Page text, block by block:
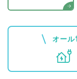
オール